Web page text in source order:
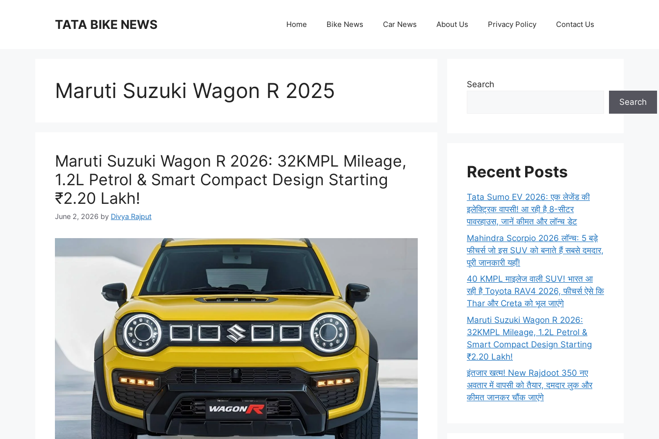
TATA BIKE NEWS Home Bike News Car News About Us Privacy Policy Contact Us
Maruti Suzuki Wagon R 2025
Maruti Suzuki Wagon R 2026: 32KMPL Mileage,
1.2L Petrol & Smart Compact Design Starting
₹2.20 Lakh!
June 2, 2026 by Divya Rajput
Search
Search
Recent Posts
Tata Sumo EV 2026: एक लेजेंड की
इलेक्ट्रिक वापसी! आ रही है 8-सीटर
पावरहाउस, जानें कीमत और लॉन्च डेट
Mahindra Scorpio 2026 लॉन्च: 5 बड़े
फीचर्स जो इस SUV को बनाते हैं सबसे दमदार,
पूरी जानकारी यहाँ!
40 KMPL माइलेज वाली SUV! भारत आ
रही है Toyota RAV4 2026, फीचर्स ऐसे कि
Thar और Creta को भूल जाएंगे
Maruti Suzuki Wagon R 2026:
32KMPL Mileage, 1.2L Petrol &
Smart Compact Design Starting
₹2.20 Lakh!
इंतजार खत्म! New Rajdoot 350 नए
अवतार में वापसी को तैयार, दमदार लुक और
कीमत जानकर चौंक जाएंगे